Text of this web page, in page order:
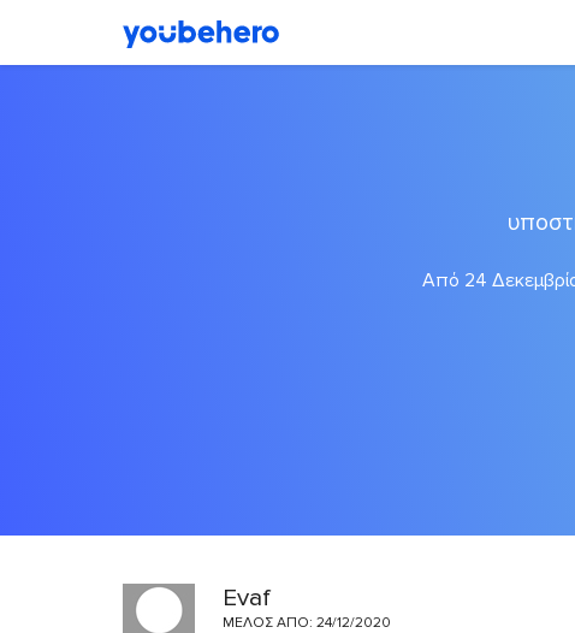
Από 24
Evaf
ΜΈΛΟΣ ΑΠΌ: 24/12/2020